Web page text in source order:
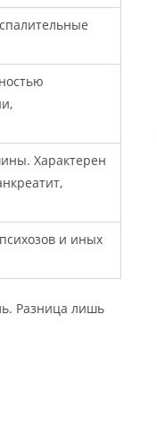
Характерен
и иных
Разница лишь